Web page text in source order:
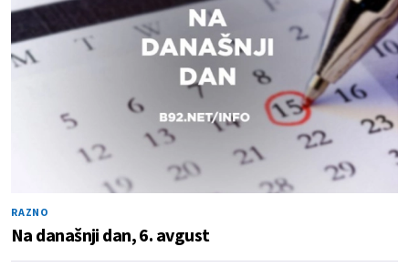
RAZNO
Na današnji dan, 6. avgust